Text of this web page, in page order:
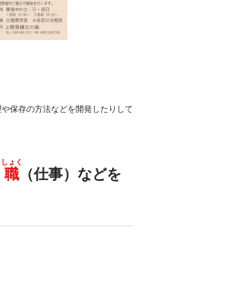
保存の方法などを開発したりして
職
しょく
（仕事）などを